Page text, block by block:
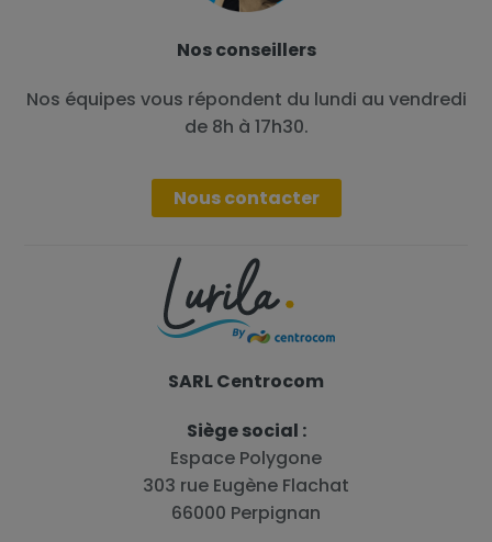
Nos conseillers
Nos équipes vous répondent du lundi au vendredi
de 8h à 17h30.
Nous contacter
SARL Centrocom
Siège social :
Espace Polygone
303 rue Eugène Flachat
66000 Perpignan